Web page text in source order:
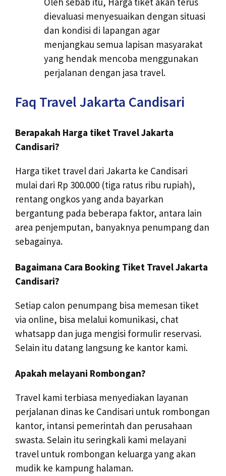
dievaluasi menyesuaikan dengan situasi
dan kondisi di lapangan agar
menjangkau semua lapisan masyarakat
yang hendak mencoba menggunakan
perjalanan dengan jasa travel.
Faq Travel Jakarta Candisari
Berapakah Harga tiket Travel Jakarta
Candisari?
Harga tiket travel dari Jakarta ke Candisari
mulai dari Rp 300.000 (tiga ratus ribu rupiah),
rentang ongkos yang anda bayarkan
bergantung pada beberapa faktor, antara lain
area penjemputan, banyaknya penumpang dan
sebagainya.
Bagaimana Cara Booking Tiket Travel Jakarta
Candisari?
Setiap calon penumpang bisa memesan tiket
via online, bisa melalui komunikasi, chat
whatsapp dan juga mengisi formulir reservasi.
Selain itu datang langsung ke kantor kami.
Apakah melayani Rombongan?
Travel kami terbiasa menyediakan layanan
perjalanan dinas ke Candisari untuk rombongan
kantor, intansi pemerintah dan perusahaan
swasta. Selain itu seringkali kami melayani
travel untuk rombongan keluarga yang akan
mudik ke kampung halaman.